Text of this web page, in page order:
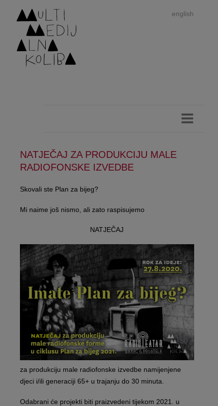
english
NATJEČAJ ZA PRODUKCIJU MALE
RADIOFONSKE IZVEDBE
Skovali ste Plan za bijeg?
Mi naime još nismo, ali zato raspisujemo
NATJEČAJ
za produkciju male radiofonske izvedbe namijenjene
djeci i/ili generaciji 65+ u trajanju do 30 minuta.
Odabrani će projekti biti praizvedeni tijekom 2021. u